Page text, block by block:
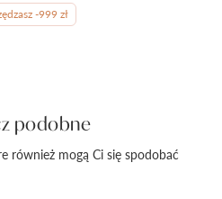
-999 zł
podobne
również mogą Ci się spodobać